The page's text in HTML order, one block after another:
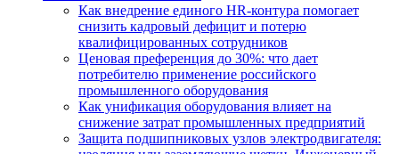
Как внедрение единого HR-контура помогает
снизить кадровый дефицит и потерю
квалифицированных сотрудников
Ценовая преференция до 30%: что дает
потребителю применение российского
промышленного оборудования
Как унификация оборудования влияет на
снижение затрат промышленных предприятий
Защита подшипниковых узлов электродвигателя: